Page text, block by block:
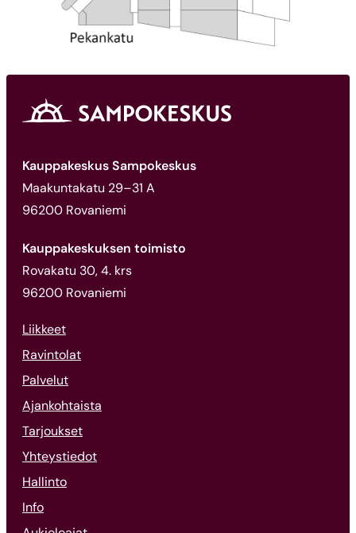
Kauppakeskus Sampokeskus
Maakuntakatu 29–31 A
96200 Rovaniemi
Kauppakeskuksen toimisto
Rovakatu 30, 4. krs
96200 Rovaniemi
Liikkeet
Ravintolat
Palvelut
Ajankohtaista
Tarjoukset
Yhteystiedot
Hallinto
Info